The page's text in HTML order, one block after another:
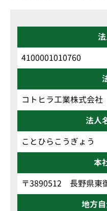
4100001010760
コトヒラ工業株式会社
法人
ことひらこうぎょう
本
〒3890512 長野県東
地方